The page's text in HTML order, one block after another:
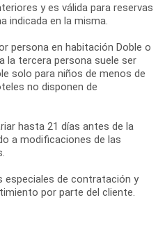
y es válida para reservas
indicada en la misma.
persona en habitación Doble o
la tercera persona suele ser
solo para niños de menos de
no disponen de
hasta 21 días antes de la
a modificaciones de las
especiales de contratación y
por parte del cliente.